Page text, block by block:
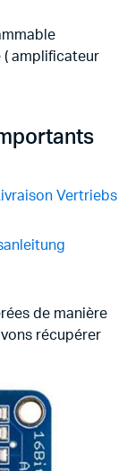
amplificateur
Vertriebs
de manière
récupérer